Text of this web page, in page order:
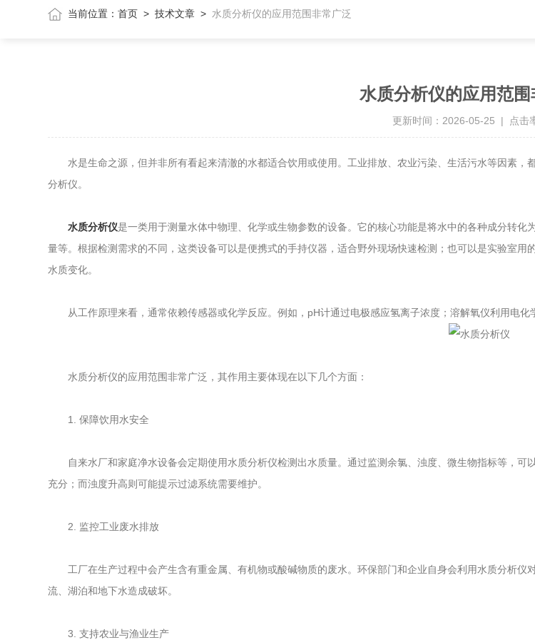
当前位置：首页 >技术文章 > 水质分析仪的应用范围非常广泛
水质分析仪的应用范围
更新时间：2026-05-25 | 点击
水是生命之源，但并非所有看起来清澈的水都适合饮用或使用。工业排放、农业污染、生活污水等因素
分析仪。
水质分析仪是一类用于测量水体中物理、化学或生物参数的设备。它的核心功能是将水中的各种成分转
量等。根据检测需求的不同，这类设备可以是便携式的手持仪器，适合野外现场快速检测；也可以是实验室
水质变化。
从工作原理来看，通常依赖传感器或化学反应。例如，pH计通过电极感应氢离子浓度；溶解氧仪利用电化
水质分析仪的应用范围非常广泛，其作用主要体现在以下几个方面：
1. 保障饮用水安全
自来水厂和家庭净水设备会定期使用水质分析仪检测出水质量。通过监测余氯、浊度、微生物指标等，可
充分；而浊度升高则可能提示过滤系统需要维护。
2. 监控工业废水排放
工厂在生产过程中会产生含有重金属、有机物或酸碱物质的废水。环保部门和企业自身会利用水质分析仪
流、湖泊和地下水造成破坏。
3. 支持农业与渔业生产